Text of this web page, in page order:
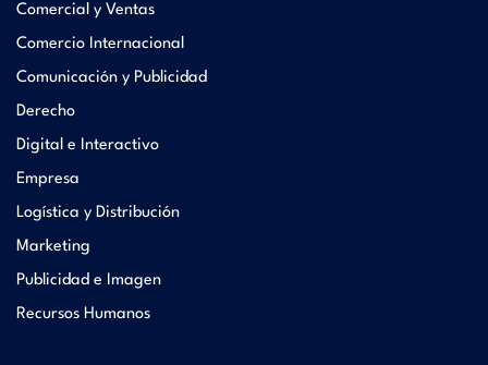
Comercial y Ventas
Comercio Internacional
Comunicación y Publicidad
Derecho
Digital e Interactivo
Empresa
Logística y Distribución
Marketing
Publicidad e Imagen
Recursos Humanos